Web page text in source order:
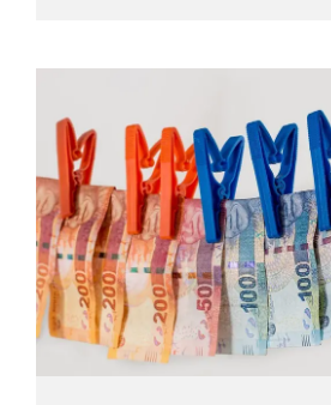
causa di una modifica dei
precedente alla loro
che Poste aveva messo sopra la
riportava un generico...